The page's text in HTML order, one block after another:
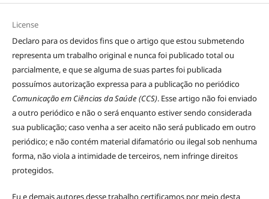
License
Declaro para os devidos fins que o artigo que estou submetendo
representa um trabalho original e nunca foi publicado total ou
parcialmente, e que se alguma de suas partes foi publicada
possuímos autorização expressa para a publicação no periódico
Comunicação em Ciências da Saúde (CCS). Esse artigo não foi enviado
a outro periódico e não o será enquanto estiver sendo considerada
sua publicação; caso venha a ser aceito não será publicado em outro
periódico; e não contém material difamatório ou ilegal sob nenhuma
forma, não viola a intimidade de terceiros, nem infringe direitos
protegidos.
Eu e demais autores desse trabalho certificamos por meio desta